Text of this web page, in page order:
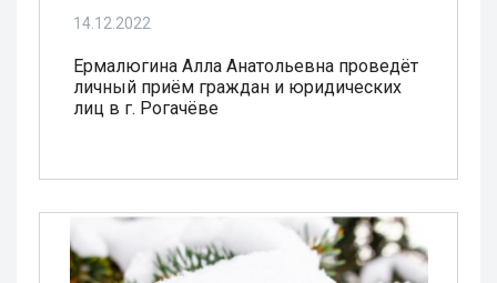
14.12.2022
Ермалюгина Алла Анатольевна проведёт
личный приём граждан и юридических
лиц в г. Рогачёве